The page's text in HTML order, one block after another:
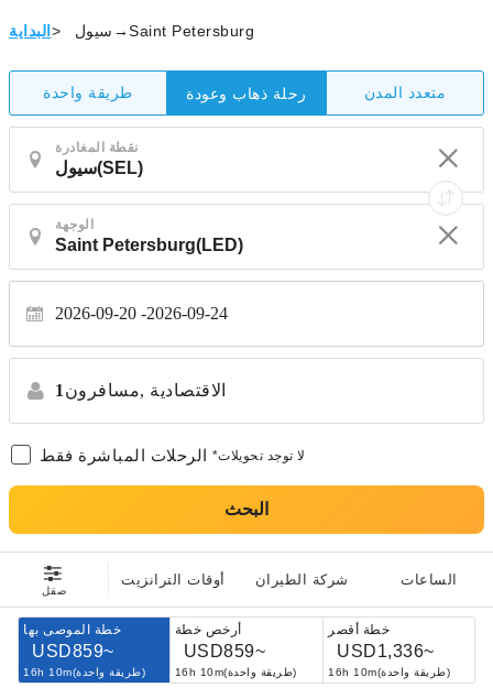
البداية > سيول→Saint Petersburg
طريقة واحدة رحلة ذهاب وعودة متعدد المدن
نقطة المغادرة
الوجهة
2026-09-20 2026-09-24
1 مسافرون, الاقتصادية
الرحلات المباشرة فقط *لا توجد تحويلات
البحث
صقل
أوقات الترانزيت شركة الطيران الساعات
خطة الموصى بها
USD859~
16h 10m(طريقة واحدة)
أرخص خطة
USD859~
16h 10m(طريقة واحدة)
خطة أقصر
USD1,336~
16h 10m(طريقة واحدة)